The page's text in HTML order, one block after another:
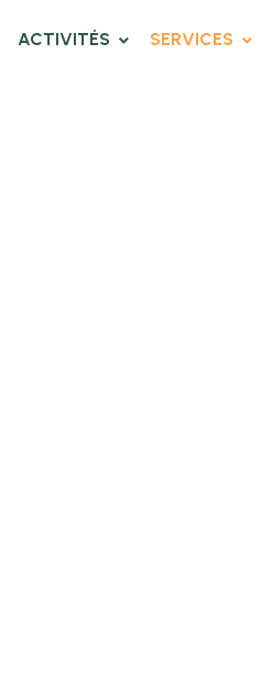
ACTIVITÉS SERVICES